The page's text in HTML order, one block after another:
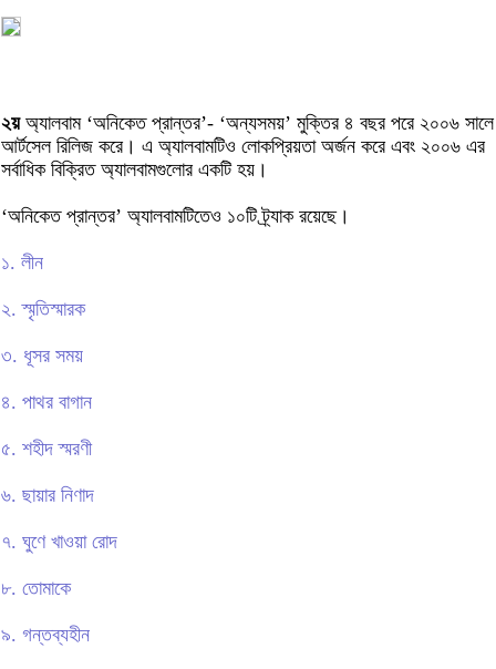
২য়অ্যালবাম ‘অনিকেত প্রান্তর’- ‘অন্যসময়’ মুক্তির ৪ বছর পরে ২০০৬ সালে
আর্টসেল রিলিজ করে। এ অ্যালবামটিও লোকপ্রিয়তা অর্জন করে এবং ২০০৬ এর
সর্বাধিক বিক্রিত অ্যালবামগুলোর একটি হয়।
‘অনিকেত প্রান্তর’ অ্যালবামটিতেও ১০টি ট্র্যাক রয়েছে।
১. লীন
২. স্মৃতিস্মারক
৩. ধূসর সময়
৪. পাথর বাগান
৫. শহীদ স্মরণী
৬. ছায়ার নিণাদ
৭. ঘুণে খাওয়া রোদ
৮. তোমাকে
৯. গন্তব্যহীন